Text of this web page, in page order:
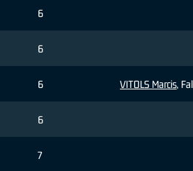
6
6
6 VITOLS Marcis,
6
7